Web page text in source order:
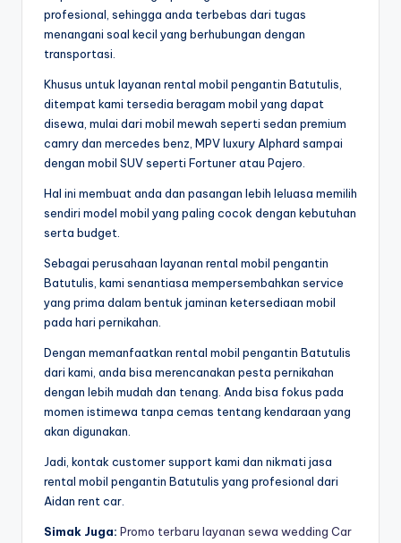
profesional, sehingga anda terbebas dari tugas
menangani soal kecil yang berhubungan dengan
transportasi.
Khusus untuk layanan rental mobil pengantin Batutulis,
ditempat kami tersedia beragam mobil yang dapat
disewa, mulai dari mobil mewah seperti sedan premium
camry dan mercedes benz, MPV luxury Alphard sampai
dengan mobil SUV seperti Fortuner atau Pajero.
Hal ini membuat anda dan pasangan lebih leluasa memilih
sendiri model mobil yang paling cocok dengan kebutuhan
serta budget.
Sebagai perusahaan layanan rental mobil pengantin
Batutulis, kami senantiasa mempersembahkan service
yang prima dalam bentuk jaminan ketersediaan mobil
pada hari pernikahan.
Dengan memanfaatkan rental mobil pengantin Batutulis
dari kami, anda bisa merencanakan pesta pernikahan
dengan lebih mudah dan tenang. Anda bisa fokus pada
momen istimewa tanpa cemas tentang kendaraan yang
akan digunakan.
Jadi, kontak customer support kami dan nikmati jasa
rental mobil pengantin Batutulis yang profesional dari
Aidan rent car.
Simak Juga: Promo terbaru layanan sewa wedding Car